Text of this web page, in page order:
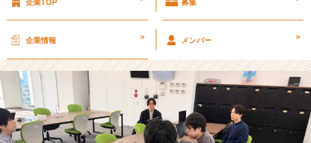
画・
く
日
(第
企業TOP 募集
企業情報 > メンバー >